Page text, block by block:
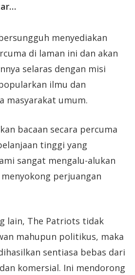
menyediakan
di laman ini dan akan
selaras dengan misi
ilmu dan
masyarakat umum.
bacaan secara percuma
tinggi yang
sangat mengalu-alukan
perjuangan
lain, The Patriots tidak
mahupun politikus, maka
sentiasa bebas dari
komersial. Ini mendorong